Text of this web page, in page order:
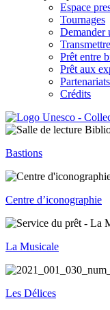
Espace
Tournages
Demander
Prêt entre
Prêt aux
Partenariats
Crédits
Bastions
Centre d’iconographie
La Musicale
Les Délices